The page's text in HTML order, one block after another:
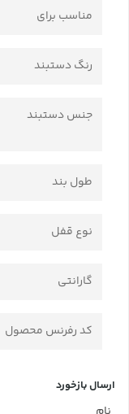
مناسب برای
رنگ دستبند
جنس دستبند
طول بند
نوع قفل
گارانتی
کد رفرنس محصول
ارسال بازخورد